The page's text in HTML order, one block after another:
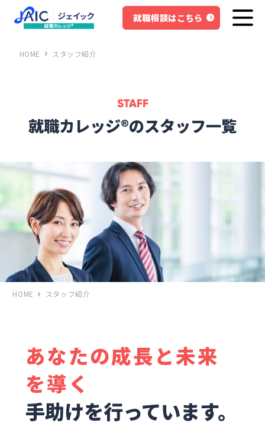
就職相談はこちら
HOME スタッフ紹介
STAFF
就職カレッジ®のスタッフ一覧
HOME スタッフ紹介
あなたの成長と未来
を導く
手助けを行っています。